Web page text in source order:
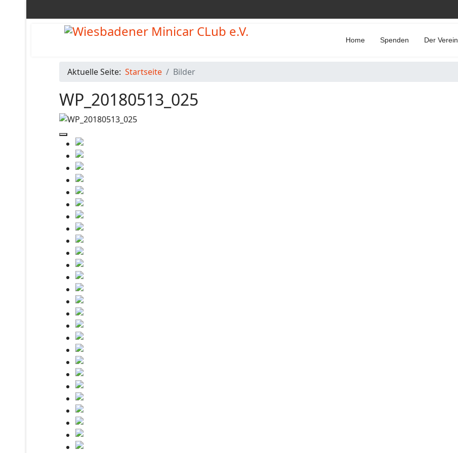
Home Spenden Der Verein
Aktuelle Seite: Startseite Bilder
WP_20180513_025